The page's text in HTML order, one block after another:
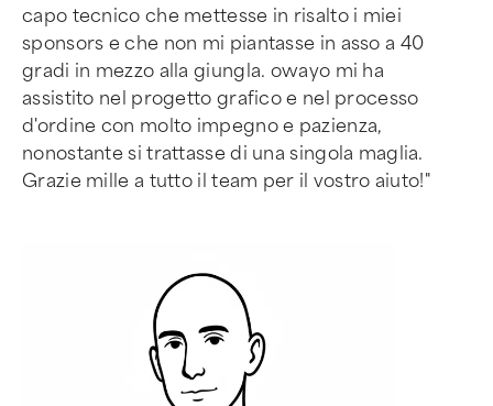
capo tecnico che mettesse in risalto i miei
sponsors e che non mi piantasse in asso a 40
gradi in mezzo alla giungla. owayo mi ha
assistito nel progetto grafico e nel processo
d'ordine con molto impegno e pazienza,
nonostante si trattasse di una singola maglia.
Grazie mille a tutto il team per il vostro aiuto!"